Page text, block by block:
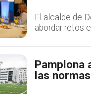
El alcalde de
abordar retos
Pamplona
las